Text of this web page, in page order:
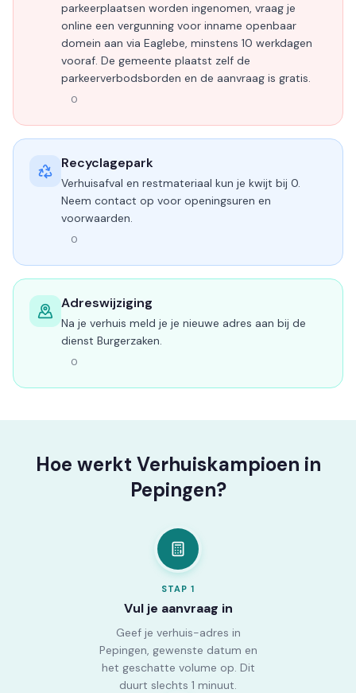
parkeerplaatsen worden ingenomen, vraag je
online een vergunning voor inname openbaar
domein aan via Eaglebe, minstens 10 werkdagen
vooraf. De gemeente plaatst zelf de
parkeerverbodsborden en de aanvraag is gratis.
0
Recyclagepark
Verhuisafval en restmateriaal kun je kwijt bij 0.
Neem contact op voor openingsuren en
voorwaarden.
0
Adreswijziging
Na je verhuis meld je je nieuwe adres aan bij de
dienst Burgerzaken.
0
Hoe werkt Verhuiskampioen in
Pepingen?
STAP1
Vul je aanvraag in
Geef je verhuis-adres in
Pepingen, gewenste datum en
het geschatte volume op. Dit
duurt slechts 1 minuut.